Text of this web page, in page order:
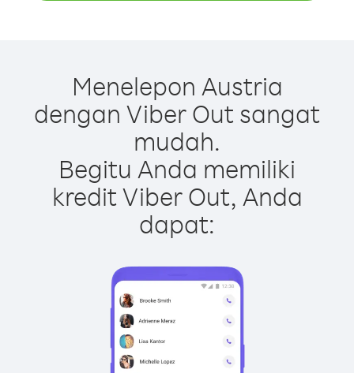
Menelepon Austria
dengan Viber Out sangat
mudah.
Begitu Anda memiliki
kredit Viber Out, Anda
dapat: